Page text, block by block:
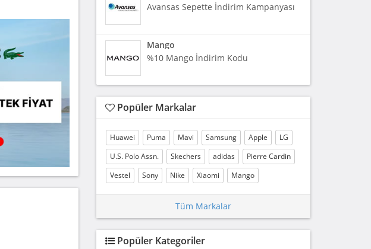
Avansas Sepette İndirim Kampanyası
Mango
%10 Mango İndirim Kodu
Popüler Markalar
Huawei Puma Mavi Samsung Apple
LG
U.S. Polo Assn.
Skechers adidas
Pierre Cardin
Vestel
Sony Nike Xiaomi Mango
Tüm Markalar
Popüler Kategoriler